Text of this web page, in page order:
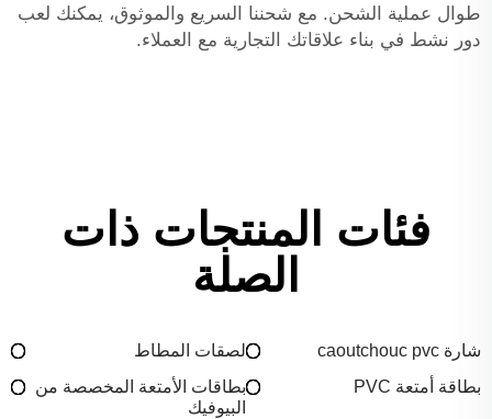
طوال عملية الشحن. مع شحننا السريع والموثوق، يمكنك لعب
دور نشط في بناء علاقاتك التجارية مع العملاء.
فئات المنتجات ذات
الصلة
شارة caoutchouc pvc
لصقات المطاط
بطاقة أمتعة PVC
بطاقات الأمتعة المخصصة من
البيوفيك